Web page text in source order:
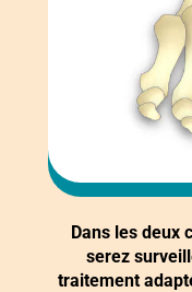
Dans les deux
serez
traitement